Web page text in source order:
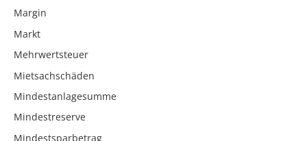
Margin
Markt
Mehrwertsteuer
Mietsachschäden
Mindestanlagesumme
Mindestreserve
Mindestsparbetrag